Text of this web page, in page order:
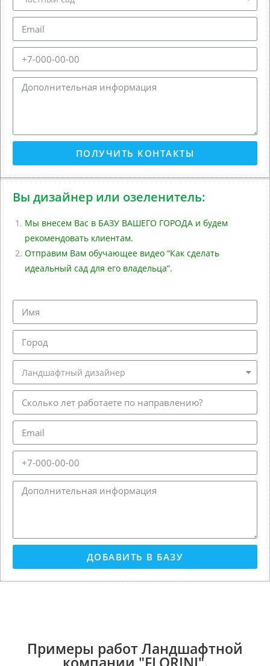
ПОЛУЧИТЬ КОНТАКТЫ
Вы дизайнер или озеленитель:
Мы внесем Вас в БАЗУ ВАШЕГО ГОРОДА и будем
рекомендовать клиентам.
Отправим Вам обучающее видео “Как сделать
идеальный сад для его владельца”.
ДОБАВИТЬ В БАЗУ
Примеры работ Ландшафтной